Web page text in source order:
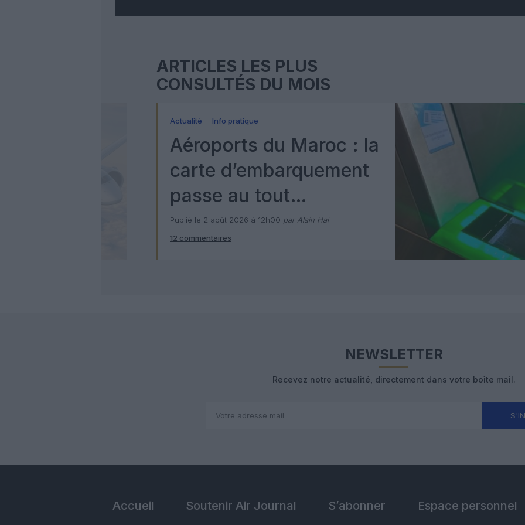
ARTICLES LES PLUS
CONSULTÉS DU MOIS
Actualité Info pratique
Aéroports du Maroc : la
carte d’embarquement
passe au tout
numérique avec Pax
Check
Publié le 2 août 2026 à 12h00 par Alain Hai
12 commentaires
NEWSLETTER
Recevez notre actualité, directement dans votre boîte mail.
Accueil Soutenir Air Journal S’abonner Espace personnel